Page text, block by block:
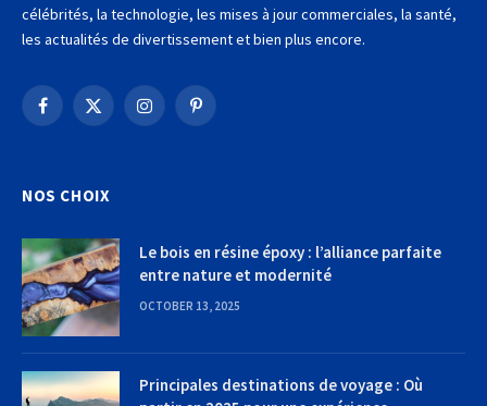
célébrités, la technologie, les mises à jour commerciales, la santé,
les actualités de divertissement et bien plus encore.
Facebook
X
InstagramPinterest
NOS CHOIX
Le bois en résine époxy : l’alliance parfaite
entre nature et modernité
OCTOBER 13, 2025
Principales destinations de voyage : Où